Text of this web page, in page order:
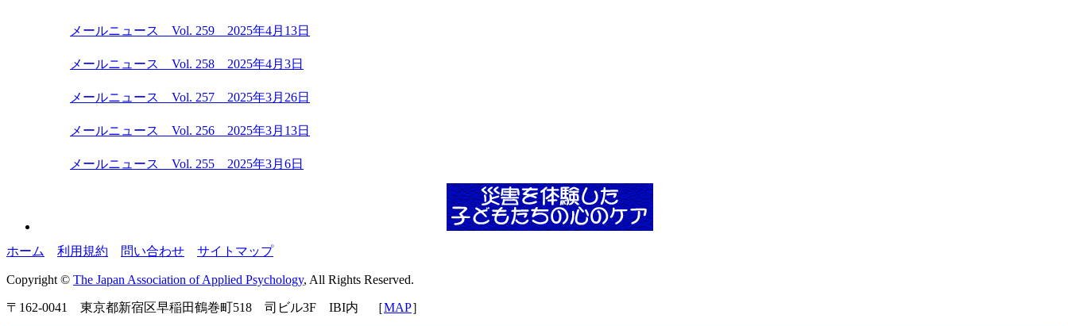
メールニュース Vol. 259 2025年4月13日
メールニュース Vol. 258 2025年4月3日
メールニュース Vol. 257 2025年3月26日
メールニュース Vol. 256 2025年3月13日
メールニュース Vol. 255 2025年3月6日
ホーム 利用規約 問い合わせ サイトマップ
Copyright © The Japan Association of Applied Psychology, All Rights Reserved.
〒162-0041 東京都新宿区早稲田鶴巻町518 司ビル3F IBI内 ［MAP］